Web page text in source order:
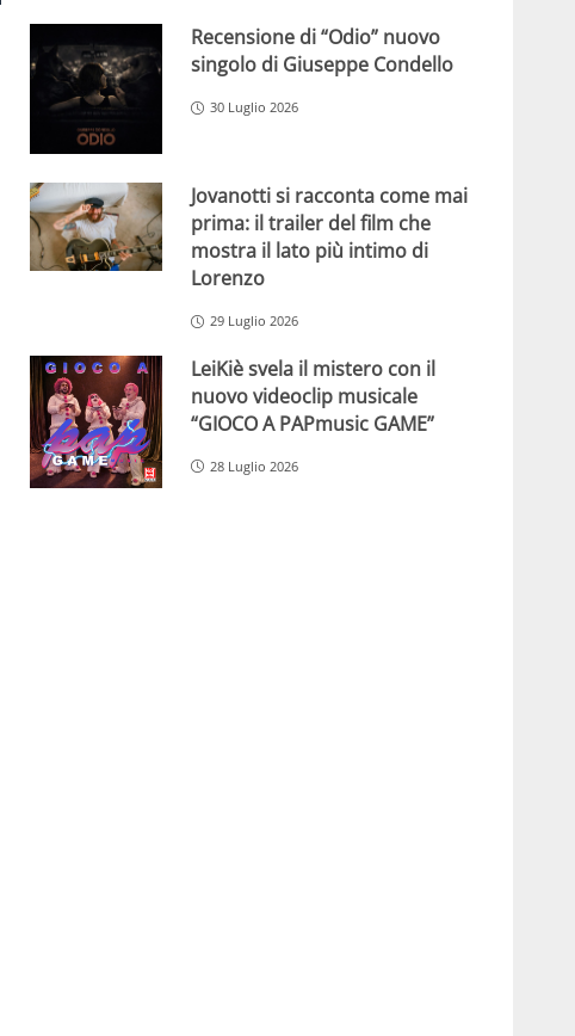
Recensione di “Odio” nuovo
singolo di Giuseppe Condello
30 Luglio 2026
Jovanotti si racconta come mai
prima: il trailer del film che
mostra il lato più intimo di
Lorenzo
29 Luglio 2026
LeiKiè svela il mistero con il
nuovo videoclip musicale
“GIOCO A PAPmusic GAME”
28 Luglio 2026